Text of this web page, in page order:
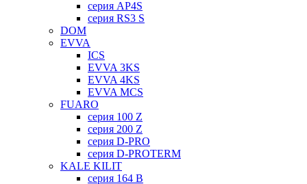
серия AP4S
серия RS3 S
DOM
EVVA
ICS
EVVA 3KS
EVVA 4KS
EVVA MCS
FUARO
серия 100 Z
серия 200 Z
серия D-PRO
серия D-PROTERM
KALE KILIT
серия 164 B